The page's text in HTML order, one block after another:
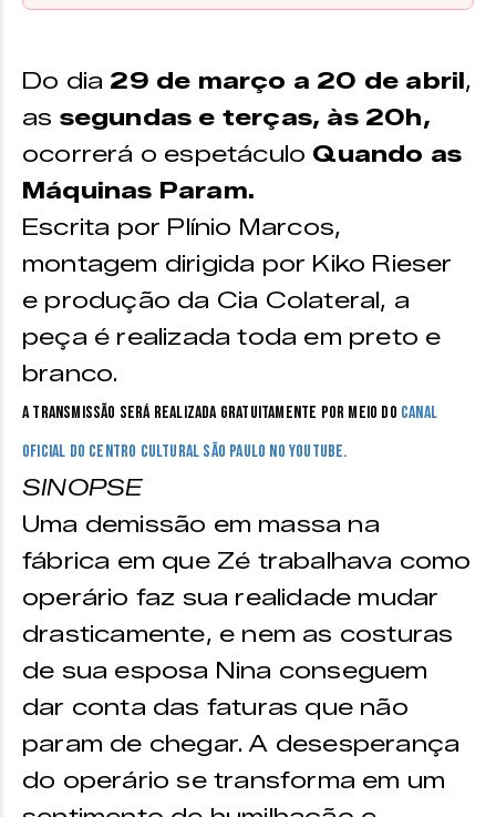
Do dia 29 de março a 20 de abril,
as segundas e terças, às 20h,
ocorrerá o espetáculo Quando as
Máquinas Param.
Escrita por Plínio Marcos,
montagem dirigida por Kiko Rieser
e produção da Cia Colateral, a
peça é realizada toda em preto e
branco.
A transmissão será realizada gratuitamente por meio do canal
oficial do Centro Cultural São Paulo no Youtube.
SINOPSE
Uma demissão em massa na
fábrica em que Zé trabalhava como
operário faz sua realidade mudar
drasticamente, e nem as costuras
de sua esposa Nina conseguem
dar conta das faturas que não
param de chegar. A desesperança
do operário se transforma em um